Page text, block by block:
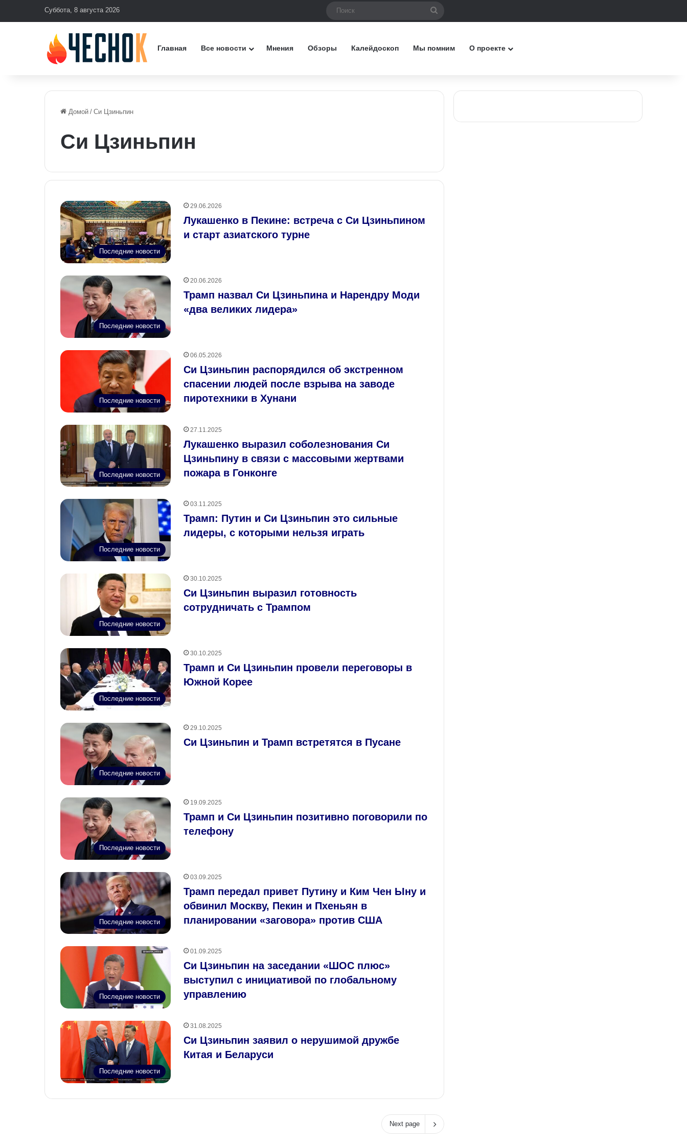
Суббота, 8 августа 2026
Главная Все новости Мнения Обзоры Калейдоскоп Мы помним О проекте
Домой / Си Цзиньпин
Си Цзиньпин
Последние новости
29.06.2026
Лукашенко в Пекине: встреча с Си Цзиньпином
и старт азиатского турне
Последние новости
20.06.2026
Трамп назвал Си Цзиньпина и Нарендру Моди
«два великих лидера»
Последние новости
06.05.2026
Си Цзиньпин распорядился об экстренном
спасении людей после взрыва на заводе
пиротехники в Хунани
Последние новости
27.11.2025
Лукашенко выразил соболезнования Си
Цзиньпину в связи с массовыми жертвами
пожара в Гонконге
Последние новости
03.11.2025
Трамп: Путин и Си Цзиньпин это сильные
лидеры, с которыми нельзя играть
Последние новости
30.10.2025
Си Цзиньпин выразил готовность
сотрудничать с Трампом
Последние новости
30.10.2025
Трамп и Си Цзиньпин провели переговоры в
Южной Корее
Последние новости
29.10.2025
Си Цзиньпин и Трамп встретятся в Пусане
Последние новости
19.09.2025
Трамп и Си Цзиньпин позитивно поговорили по
телефону
Последние новости
03.09.2025
Трамп передал привет Путину и Ким Чен Ыну и
обвинил Москву, Пекин и Пхеньян в
планировании «заговора» против США
Последние новости
01.09.2025
Си Цзиньпин на заседании «ШОС плюс»
выступил с инициативой по глобальному
управлению
Последние новости
31.08.2025
Си Цзиньпин заявил о нерушимой дружбе
Китая и Беларуси
Next page